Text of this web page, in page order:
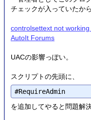
チェックが入っていたから
controlsettext not
AutoIt Forums
UACの影響っぽい。
スクリプトの先頭に、
を追加してやると問題解